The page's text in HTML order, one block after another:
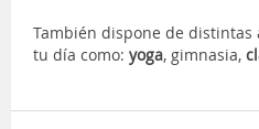
También dispone de
tu día como: yoga, gimnasia,